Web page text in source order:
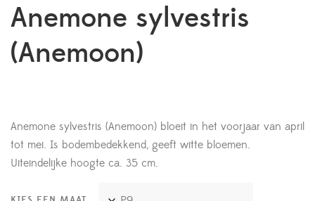
Anemone sylvestris
(Anemoon)
Anemone sylvestris (Anemoon) bloeit in het voorjaar van april
tot mei. Is bodembedekkend, geeft witte bloemen.
Uiteindelijke hoogte ca. 35 cm.